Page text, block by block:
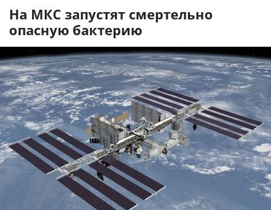
На МКС запустят смертельно
опасную бактерию